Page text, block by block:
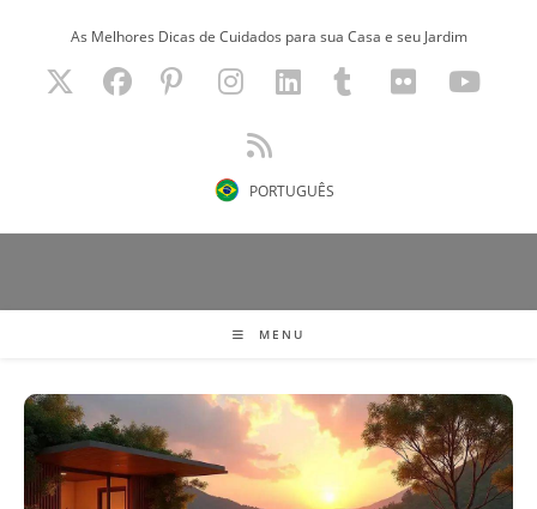
As Melhores Dicas de Cuidados para sua Casa e seu Jardim
PORTUGUÊS
MENU